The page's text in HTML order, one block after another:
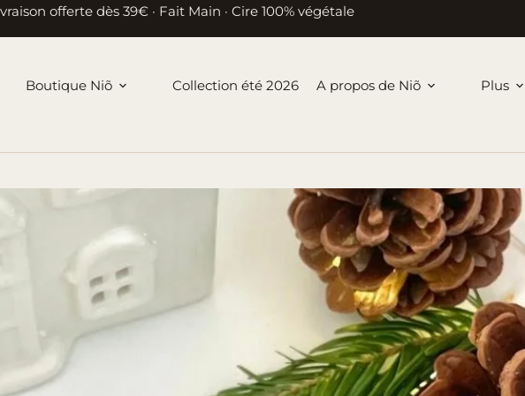
offerte dès 39€ · Fait Main · Cire 100% végétale
Boutique Niõ Collection été 2026 A propos de Niõ Plus